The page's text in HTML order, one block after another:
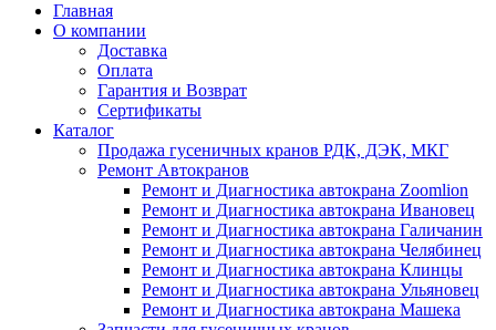
Главная
О компании
Доставка
Оплата
Гарантия и Возврат
Сертификаты
Каталог
Продажа гусеничных кранов РДК, ДЭК, МКГ
Ремонт Автокранов
Ремонт и Диагностика автокрана Zoomlion
Ремонт и Диагностика автокрана Ивановец
Ремонт и Диагностика автокрана Галичанин
Ремонт и Диагностика автокрана Челябинец
Ремонт и Диагностика автокрана Клинцы
Ремонт и Диагностика автокрана Ульяновец
Ремонт и Диагностика автокрана Машека